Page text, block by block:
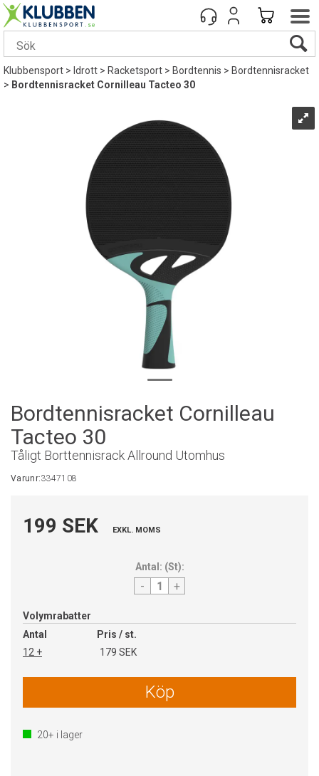
Klubbensport> Idrott>Racketsport>Bordtennis>Bordtennisracket
> Bordtennisracket Cornilleau Tacteo 30
Bordtennisracket Cornilleau
Tacteo 30
Tåligt Borttennisrack Allround Utomhus
Varunr:3347108
199 SEK EXKL. MOMS
Antal: (St):
- +
Volymrabatter
Antal
Pris / st.
12 +
179 SEK
Köp
20+ i lager